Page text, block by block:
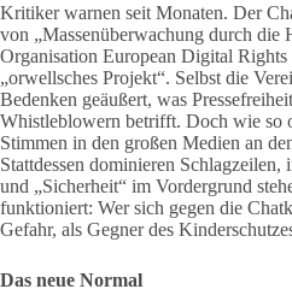
Kritiker warnen seit Monaten. Der
von „Massenüberwachung durch die
Organisation European Digital Rights
„orwellsches Projekt“. Selbst die
Bedenken geäußert, was
Whistleblowern betrifft. Doch wie so
Stimmen in den großen Medien an
Stattdessen dominieren Schlagzeilen,
und „Sicherheit“ im Vordergrund
funktioniert: Wer sich gegen die
Gefahr, als Gegner des
Das neue Normal